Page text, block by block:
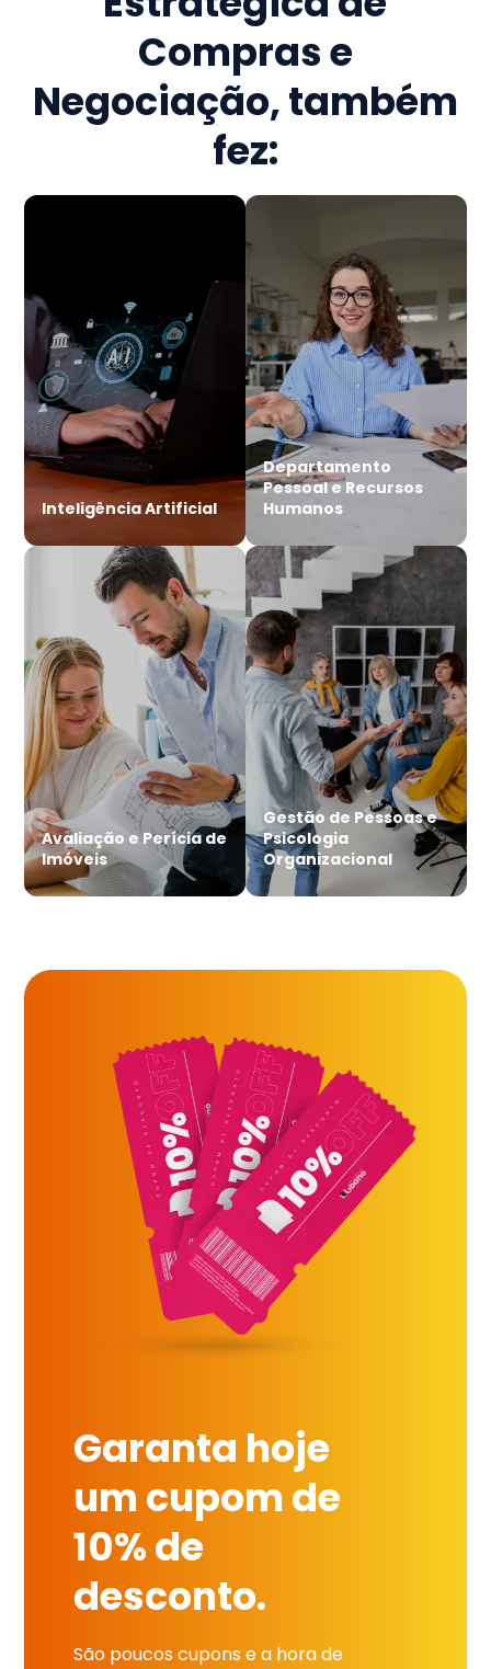
Compras e
Negociação, também
fez:
Inteligência Artificial
Departamento
Pessoal e Recursos
Humanos
Avaliação e Perícia de
Imóveis
Gestão de Pessoas e
Psicologia
Organizacional
Garanta hoje
um cupom de
10% de
desconto.
São poucos cupons e a hora de